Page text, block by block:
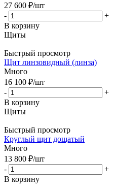
27 600 ₽/шт
-
+
В корзину
Щиты
Быстрый просмотр
Щит линзовидный (линза)
Много
16 100 ₽/шт
-
+
В корзину
Щиты
Быстрый просмотр
Круглый щит дощатый
Много
13 800 ₽/шт
-
+
В корзину